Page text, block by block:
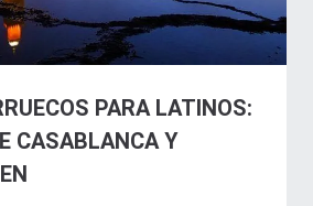
PARA LATINOS:
CASABLANCA Y